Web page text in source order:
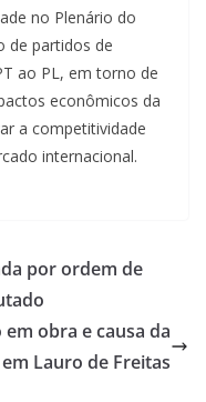
no Plenário do
de partidos de
ao PL, em torno de
econômicos da
a competitividade
internacional.
por ordem de
obra e causa da
Lauro de Freitas